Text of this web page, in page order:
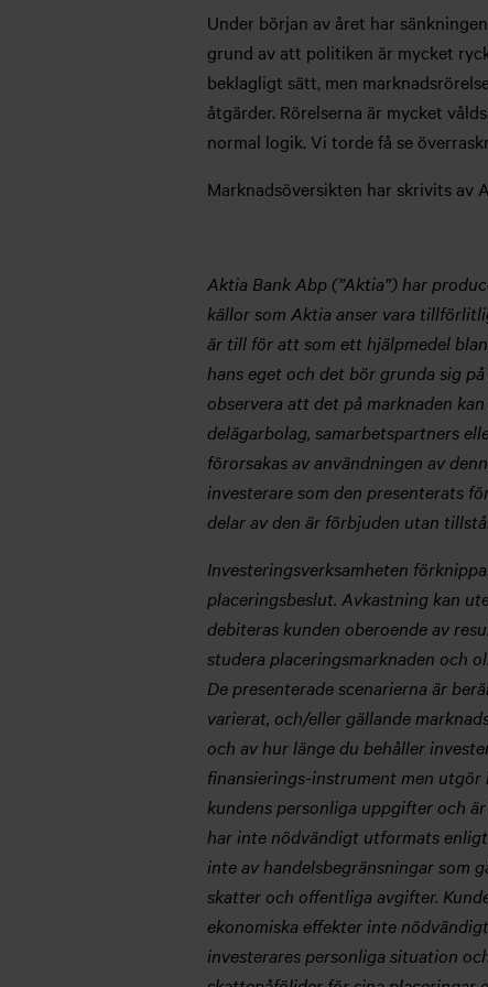
Under början av året har
grund av att politiken är mycket
beklagligt sätt, men
åtgärder. Rörelserna är mycket
normal logik. Vi torde få se
Marknadsöversikten har skrivits av
Aktia Bank Abp (”Aktia”) har
källor som Aktia anser vara
är till för att som ett hjälpmedel
hans eget och det bör grunda sig
observera att det på marknaden
delägarbolag, samarbetspartners
förorsakas av användningen av
investerare som den presenterats
delar av den är förbjuden utan
Investeringsverksamheten
placeringsbeslut. Avkastning kan
debiteras kunden oberoende av
studera placeringsmarknaden och
De presenterade scenarierna är
varierat, och/eller gällande
och av hur länge du behåller
finansierings-instrument men utgör
kundens personliga uppgifter och
har inte nödvändigt utformats
inte av handelsbegränsningar som
skatter och offentliga avgifter.
ekonomiska effekter inte
investerares personliga situation